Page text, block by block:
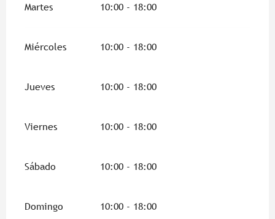
Martes 10:00 - 18:00
Miércoles 10:00 - 18:00
Jueves 10:00 - 18:00
Viernes 10:00 - 18:00
Sábado 10:00 - 18:00
Domingo 10:00 - 18:00